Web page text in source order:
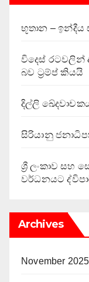
භූතාන – ඉන්දීය
විදෙස් රටවලින්
බව ට්‍රම්ප් කියයි
දිල්ලි
සිරියානු
ශ්‍රී ලංකාව සහ
වර්ධනයට
Archives
November 2025